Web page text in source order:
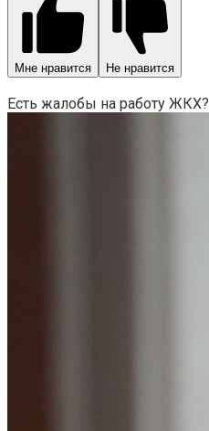
Мне нравится Не нравится
Есть жалобы на работу ЖКХ?